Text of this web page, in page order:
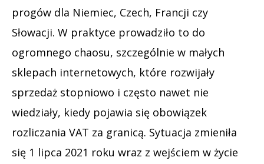
progów dla Niemiec, Czech, Francji czy
Słowacji. W praktyce prowadziło to do
ogromnego chaosu, szczególnie w małych
sklepach internetowych, które rozwijały
sprzedaż stopniowo i często nawet nie
wiedziały, kiedy pojawia się obowiązek
rozliczania VAT za granicą. Sytuacja zmieniła
się 1 lipca 2021 roku wraz z wejściem w życie